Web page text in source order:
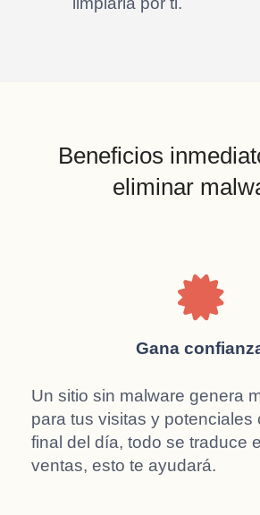
Beneficios
eliminar
Gana
Un sitio sin malware genera
para tus visitas y potenciales
final del día, todo se traduce
ventas, esto te ayudará.